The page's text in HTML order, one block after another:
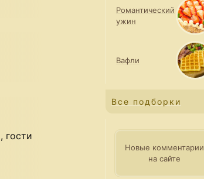
гости
Романтический
ужин
Вафли
Все подборки
Новые комментарии
на сайте